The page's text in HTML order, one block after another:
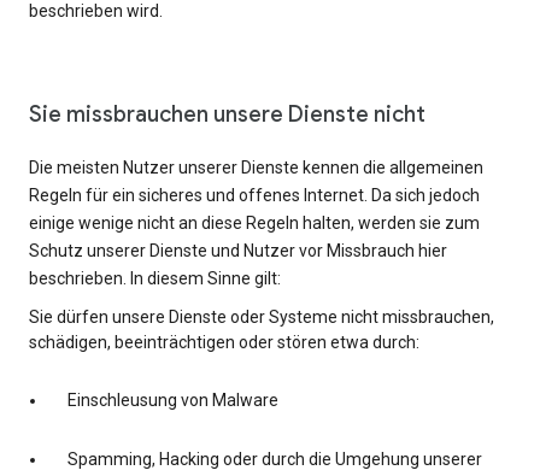
beschrieben wird.
Sie missbrauchen unsere Dienste nicht
Die meisten Nutzer unserer Dienste kennen die allgemeinen
Regeln für ein sicheres und offenes Internet. Da sich jedoch
einige wenige nicht an diese Regeln halten, werden sie zum
Schutz unserer Dienste und Nutzer vor Missbrauch hier
beschrieben. In diesem Sinne gilt:
Sie dürfen unsere Dienste oder Systeme nicht missbrauchen,
schädigen, beeinträchtigen oder stören etwa durch:
Einschleusung von Malware
Spamming, Hacking oder durch die Umgehung unserer